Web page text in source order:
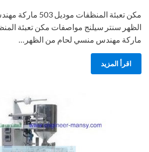
مكن تعبئة المنظفات
ماركة مهندس منسي لحام من الظهر…
اقرأ المزيد